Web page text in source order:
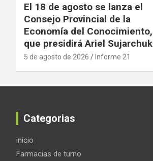
El 18 de agosto se lanza el
Consejo Provincial de la
Economía del Conocimiento,
que presidirá Ariel Sujarchuk
5 de agosto de 2026 Informe 21
Categorias
inicio
Farmacias de turno